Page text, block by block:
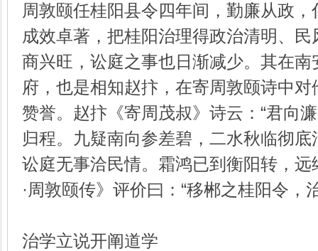
周敦颐任桂阳县令四年间，勤廉从政
成效卓著，把桂阳治理得政治清明、
商兴旺，讼庭之事也日渐减少。其在
府，也是相知赵抃，在寄周敦颐诗中
赞誉。赵抃《寄周茂叔》诗云：“君向
归程。九疑南向参差碧，二水秋临彻
讼庭无事洽民情。霜鸿已到衡阳转，远
·周敦颐传》评价曰：“移郴之桂阳令，
治学立说开阐道学